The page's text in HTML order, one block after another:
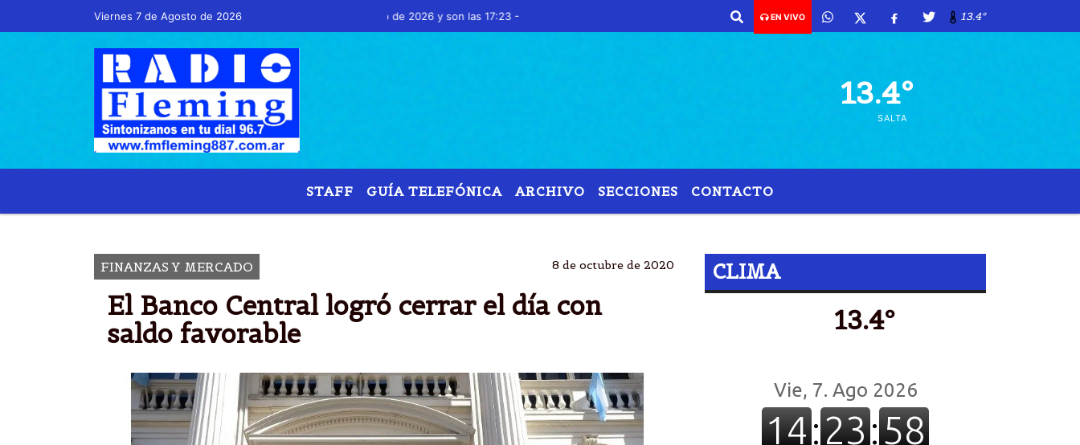
Viernes 7 de Agosto de 2026Hoy es Viernes 7 de Agosto de 2026 y son las 17:23 - EN VIVO 13.4º
13.4º
SALTA
STAFF GUÍA TELEFÓNICA ARCHIVO SECCIONES CONTACTO
FINANZAS Y MERCADO 8 de octubre de 2020
El Banco Central logró cerrar el día con
saldo favorable
CLIMA
13.4º